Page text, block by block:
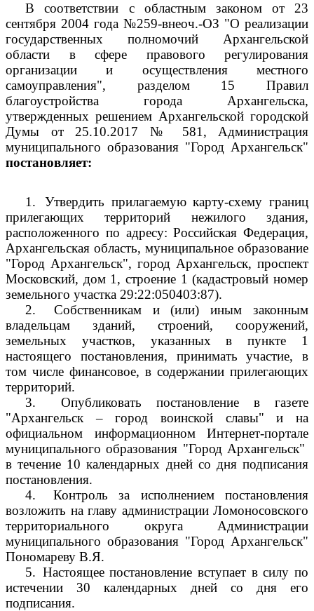
В соответствии с областным законом от 23
сентября 2004 года №259-внеоч.-ОЗ "О реализации
государственных полномочий Архангельской
области в сфере правового регулирования
организации и осуществления местного
самоуправления", разделом 15 Правил
благоустройства города Архангельска,
утвержденных решением Архангельской городской
Думы от 25.10.2017 № 581, Администрация
муниципального образования "Город Архангельск"
постановляет:
1.
Утвердить прилагаемую карту-схему границ
прилегающих территорий нежилого здания,
расположенного по адресу: Российская Федерация,
Архангельская область, муниципальное образование
"Город Архангельск", город Архангельск, проспект
Московский, дом 1, строение 1 (кадастровый номер
земельного участка 29:22:050403:87).
2.
Собственникам и (или) иным законным
владельцам зданий, строений, сооружений,
земельных участков, указанных в пункте 1
настоящего постановления, принимать участие, в
том числе финансовое, в содержании прилегающих
территорий.
3.
Опубликовать постановление в газете
"Архангельск – город воинской славы" и на
официальном информационном Интернет-портале
муниципального образования "Город Архангельск"
в течение 10 календарных дней со дня подписания
постановления.
4.
Контроль за исполнением постановления
возложить на главу администрации Ломоносовского
территориального округа Администрации
муниципального образования "Город Архангельск"
Пономареву В.Я.
5. Настоящее постановление вступает в силу по
истечении 30 календарных дней со дня его
подписания.